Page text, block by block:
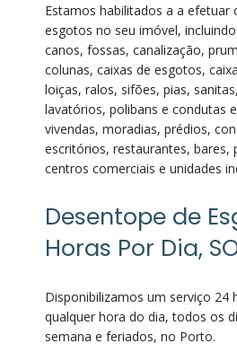
Estamos habilitados a a efetuar
esgotos no seu imóvel,
canos, fossas, canalização,
colunas, caixas de esgotos,
loiças, ralos, sifões, pias,
lavatórios, polibans e condutas
vivendas, moradias, prédios,
escritórios, restaurantes, bares,
centros comerciais e unidades
Desentope de
Horas Por Dia,
Disponibilizamos um serviço 24
qualquer hora do dia, todos os
semana e feriados, no Porto.